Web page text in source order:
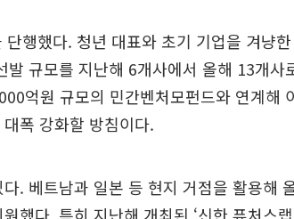
행했다. 청년 대표와 초기 기업을 겨냥
발 규모를 지난해 6개사에서 올해 13개사
억원 규모의 민간벤처모펀드와 연계해
폭 강화할 방침이다.
. 베트남과 일본 등 현지 거점을 활용해